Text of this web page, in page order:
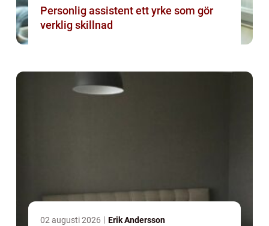
Personlig assistent ett yrke som gör
verklig skillnad
02 augusti 2026 Erik Andersson